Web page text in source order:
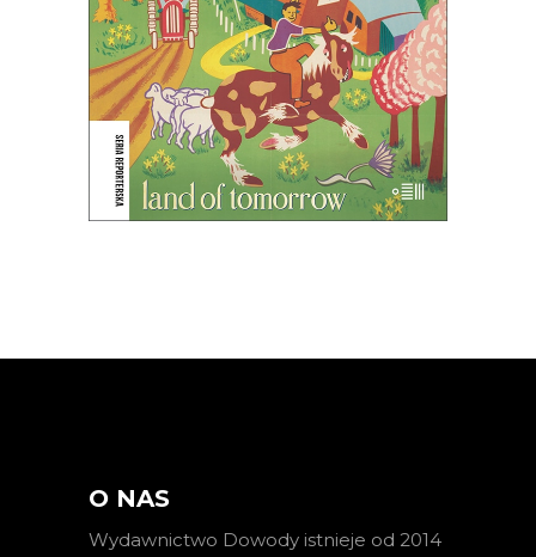
E-BOOK DO KOSZYKA
KSIĄŻKA DO KOSZYKA
O NAS
Wydawnictwo Dowody istnieje od 2014